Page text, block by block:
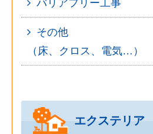
バリアフリー工事
その他
（床、クロス、電気…）
エクステリア